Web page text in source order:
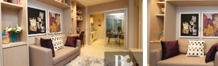
Add comparative units
Number 3
Compare
Clear all